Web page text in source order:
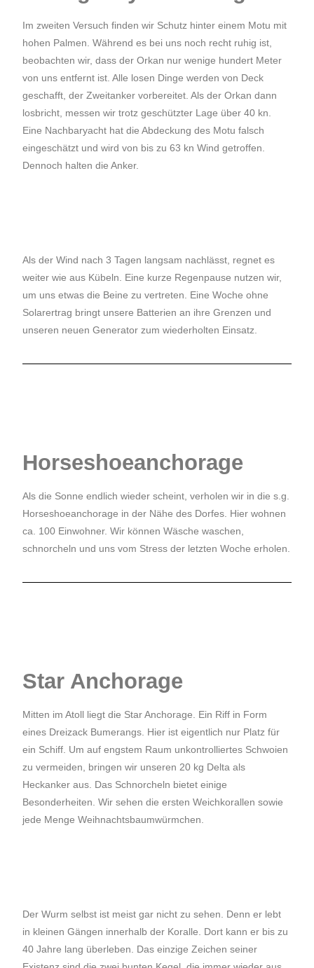
Im zweiten Versuch finden wir Schutz hinter einem Motu mit
hohen Palmen. Während es bei uns noch recht ruhig ist,
beobachten wir, dass der Orkan nur wenige hundert Meter
von uns entfernt ist. Alle losen Dinge werden von Deck
geschafft, der Zweitanker vorbereitet. Als der Orkan dann
losbricht, messen wir trotz geschützter Lage über 40 kn.
Eine Nachbaryacht hat die Abdeckung des Motu falsch
eingeschätzt und wird von bis zu 63 kn Wind getroffen.
Dennoch halten die Anker.
Als der Wind nach 3 Tagen langsam nachlässt, regnet es
weiter wie aus Kübeln. Eine kurze Regenpause nutzen wir,
um uns etwas die Beine zu vertreten. Eine Woche ohne
Solarertrag bringt unsere Batterien an ihre Grenzen und
unseren neuen Generator zum wiederholten Einsatz.
Horseshoeanchorage
Als die Sonne endlich wieder scheint, verholen wir in die s.g.
Horseshoeanchorage in der Nähe des Dorfes. Hier wohnen
ca. 100 Einwohner. Wir können Wäsche waschen,
schnorcheln und uns vom Stress der letzten Woche erholen.
Star Anchorage
Mitten im Atoll liegt die Star Anchorage. Ein Riff in Form
eines Dreizack Bumerangs. Hier ist eigentlich nur Platz für
ein Schiff. Um auf engstem Raum unkontrolliertes Schwoien
zu vermeiden, bringen wir unseren 20 kg Delta als
Heckanker aus. Das Schnorcheln bietet einige
Besonderheiten. Wir sehen die ersten Weichkorallen sowie
jede Menge Weihnachtsbaumwürmchen.
Der Wurm selbst ist meist gar nicht zu sehen. Denn er lebt
in kleinen Gängen innerhalb der Koralle. Dort kann er bis zu
40 Jahre lang überleben. Das einzige Zeichen seiner